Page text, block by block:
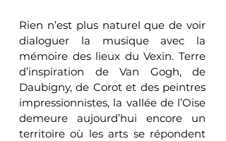
Rien n’est plus naturel que de voir
dialoguer la musique avec la
mémoire des lieux du Vexin. Terre
d’inspiration de Van Gogh, de
Daubigny, de Corot et des peintres
impressionnistes, la vallée de l’Oise
demeure aujourd’hui encore un
territoire où les arts se répondent